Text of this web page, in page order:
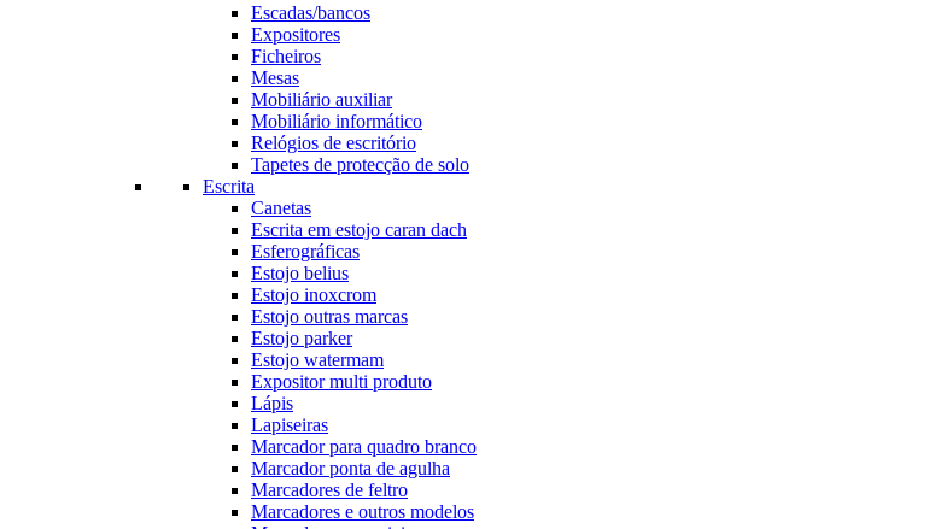
Escadas/bancos
Expositores
Ficheiros
Mesas
Mobiliário auxiliar
Mobiliário informático
Relógios de escritório
Tapetes de protecção de solo
Escrita
Canetas
Escrita em estojo caran dach
Esferográficas
Estojo belius
Estojo inoxcrom
Estojo outras marcas
Estojo parker
Estojo watermam
Expositor multi produto
Lápis
Lapiseiras
Marcador para quadro branco
Marcador ponta de agulha
Marcadores de feltro
Marcadores e outros modelos